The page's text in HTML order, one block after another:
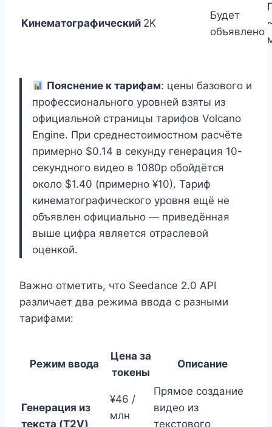
Кинематографический 2K
Будет
объявлено
Пояснение к тарифам: цены базового и
профессионального уровней взяты из
официальной страницы тарифов Volcano
Engine. При среднестоимостном расчёте
примерно $0.14 в секунду генерация 10-
секундного видео в 1080p обойдётся
около $1.40 (примерно ¥10). Тариф
кинематографического уровня ещё не
объявлен официально — приведённая
выше цифра является отраслевой
оценкой.
Важно отметить, что Seedance 2.0 API
различает два режима ввода с разными
тарифами:
Режим ввода
Цена за
токены
Описание
Генерация из
текста (T2V)
¥46 /
млн
Прямое создание
видео из
текстового